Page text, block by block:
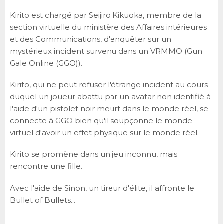
Kirito est chargé par Seijiro Kikuoka, membre de la
section virtuelle du ministère des Affaires intérieures
et des Communications, d'enquêter sur un
mystérieux incident survenu dans un VRMMO (Gun
Gale Online (GGO)).
Kirito, qui ne peut refuser l'étrange incident au cours
duquel un joueur abattu par un avatar non identifié à
l'aide d'un pistolet noir meurt dans le monde réel, se
connecte à GGO bien qu'il soupçonne le monde
virtuel d'avoir un effet physique sur le monde réel.
Kirito se promène dans un jeu inconnu, mais
rencontre une fille.
Avec l'aide de Sinon, un tireur d'élite, il affronte le
Bullet of Bullets...